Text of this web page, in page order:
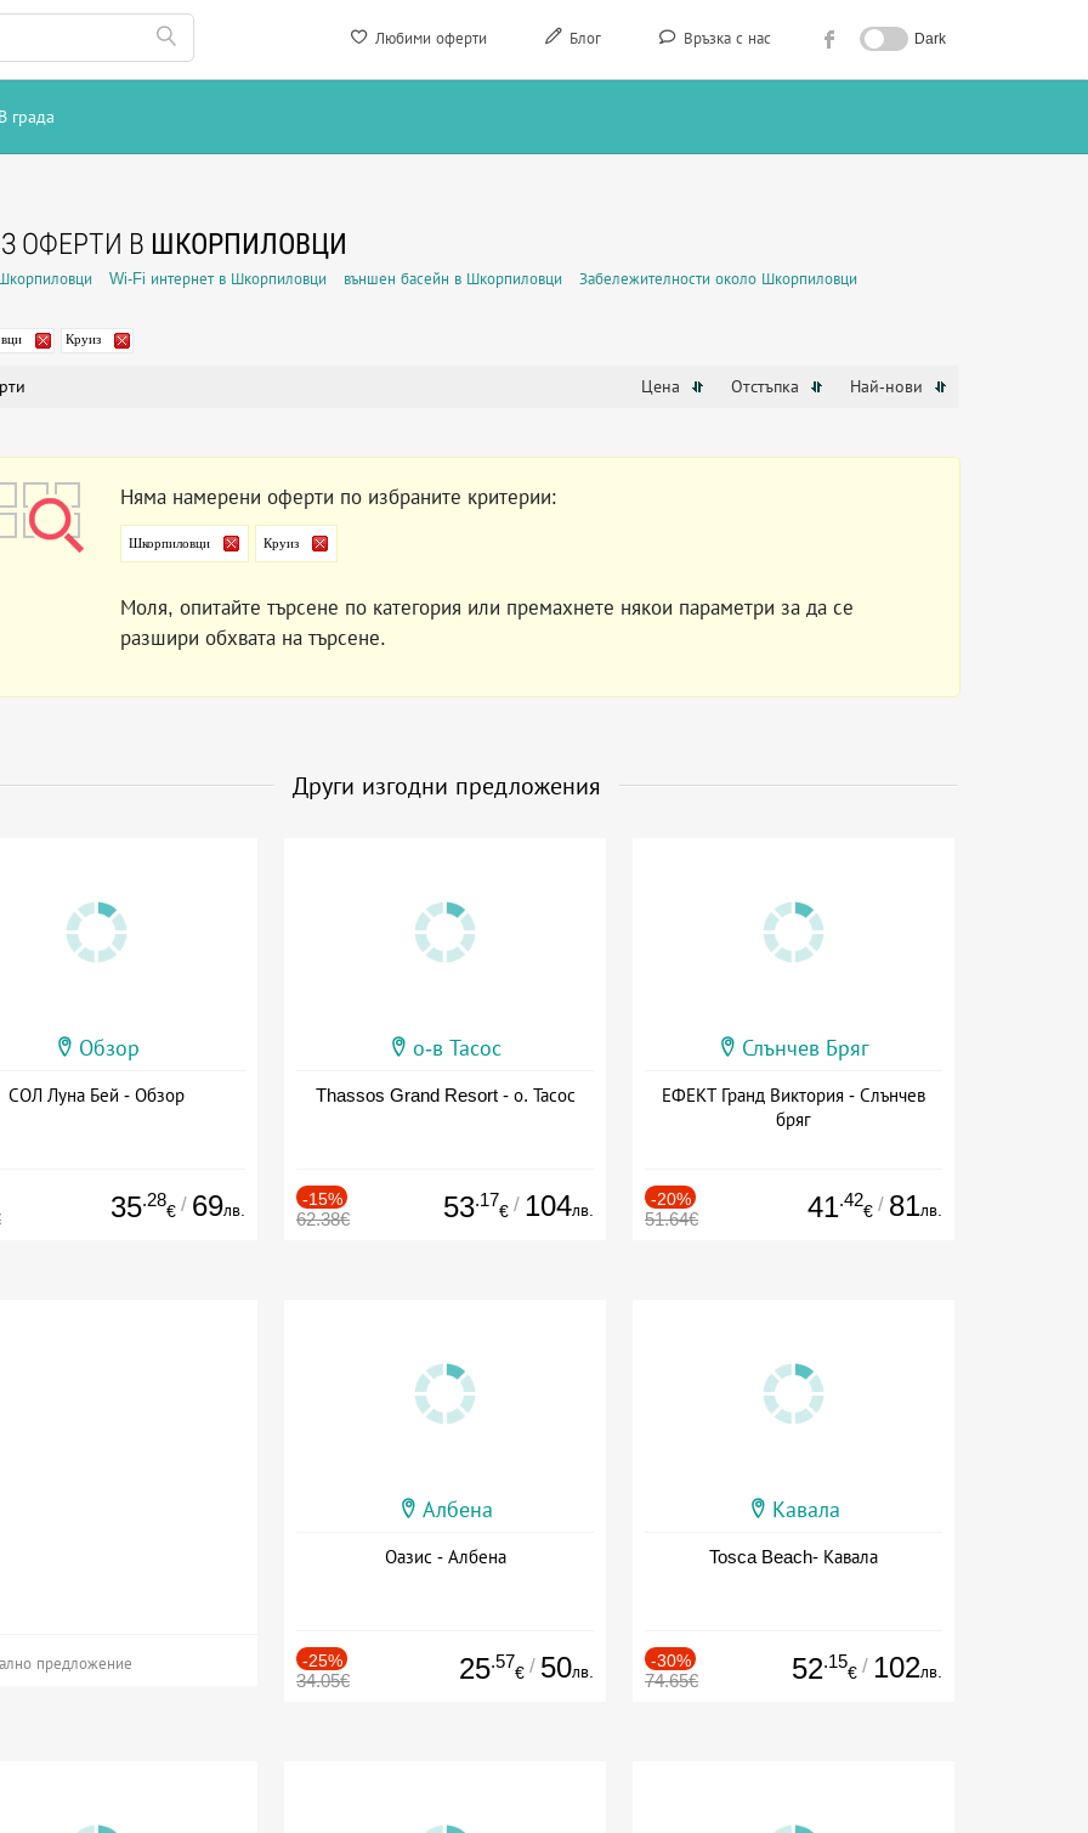
Любими оферти Блог Връзка с нас Dark
В града
ОФЕРТИ В ШКОРПИЛОВЦИ
Wi-Fi интернет в Шкорпиловци външен басейн в Шкорпиловци Забележителности около Шкорпиловци
Круиз
Цена Отстъпка Най-нови
Няма намерени оферти по избраните критерии:
Шкорпиловци Круиз
Моля, опитайте търсене по категория или премахнете някои параметри за да се
разшири обхвата на търсене.
Други изгодни предложения
Обзор
СОЛ Луна Бей - Обзор
35.28
€ / 69лв.
о-в Тасос
Thassos Grand Resort - о. Тасос
-15%
62.38€ 53.17
€ / 104лв.
Слънчев Бряг
ЕФЕКТ Гранд Виктория - Слънчев
бряг
-20%
51.64€ 41.42
€ / 81лв.
предложение
Албена
Оазис - Албена
-25%
34.05€ 25.57
€ / 50лв.
Кавала
Tosca Beach- Кавала
-30%
74.65€ 52.15
€ / 102лв.